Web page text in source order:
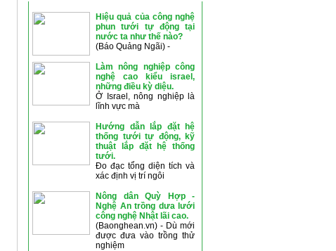
Hiệu quả của công nghệ
phun tưới tự động tại
nước ta như thế nào?
(Báo Quảng Ngãi) -
Làm nông nghiệp công
nghệ cao kiểu israel,
những điều kỳ diệu.
Ở Israel, nông nghiệp là
lĩnh vực mà
Hướng dẫn lắp đặt hệ
thống tưới tự động, kỹ
thuật lắp đặt hệ thống
tưới.
Đo đạc tổng diện tích và
xác định vị trí ngôi
Nông dân Quỳ Hợp -
Nghệ An trồng dưa lưới
công nghệ Nhật lãi cao.
(Baonghean.vn) - Dù mới
được đưa vào trồng thử
nghiệm